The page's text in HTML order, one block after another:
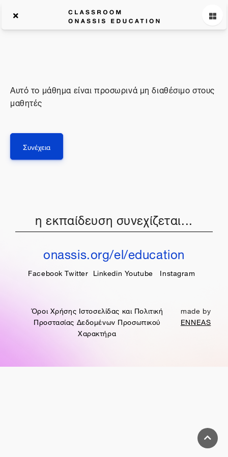
Αυτό το μάθημα είναι προσωρινά μη διαθέσιμο στους
μαθητές
Συνέχεια
η εκπαίδευση συνεχίζεται...
onassis.org/el/education
Facebook Twitter Linkedin Youtube Instagram
Όροι Χρήσης Ιστοσελίδας και Πολιτική
Προστασίας Δεδομένων Προσωπικού
Χαρακτήρα
made by
ENNEAS